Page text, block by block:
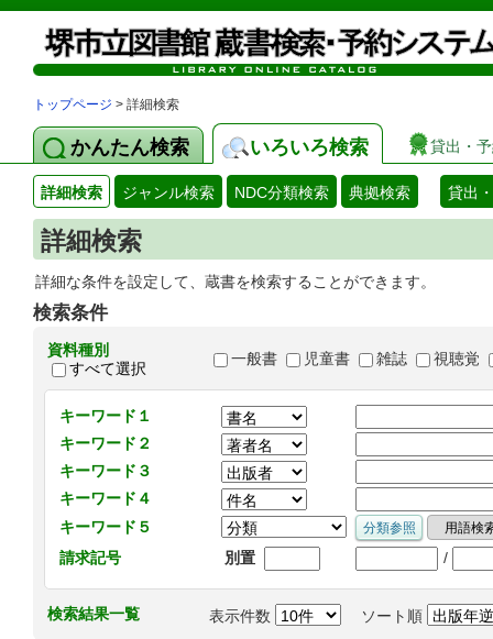
トップページ > 詳細検索
かんたん検索 いろいろ検索 貸出・
詳細検索 ジャンル検索 NDC分類検索 典拠検索 貸出
詳細検索
詳細な条件を設定して、蔵書を検索することができます。
検索条件
資料種別
すべて選択
一般書 児童書 雑誌 視聴覚
キーワード１
キーワード２
キーワード３
キーワード４
キーワード５
請求記号
別置 /
検索結果一覧 表示件数 ソート順